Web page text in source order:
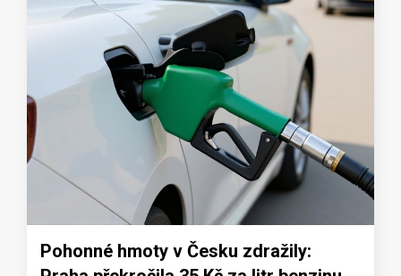
Pohonné hmoty v Česku zdražily: